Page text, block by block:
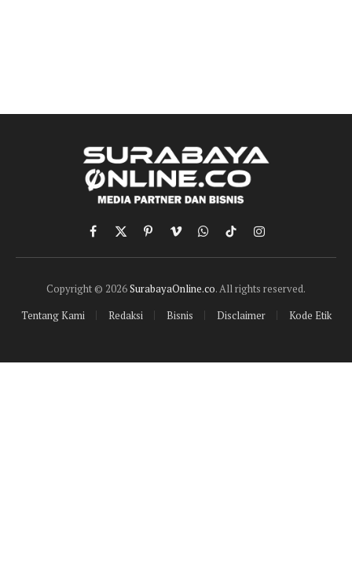
Facebook
X
(Twitter)
PinterestVimeoWhatsApp
TikTokInstagram
Copyright © 2026SurabayaOnline.co. All rights reserved.
Tentang Kami
Redaksi Bisnis Disclaimer Kode Etik